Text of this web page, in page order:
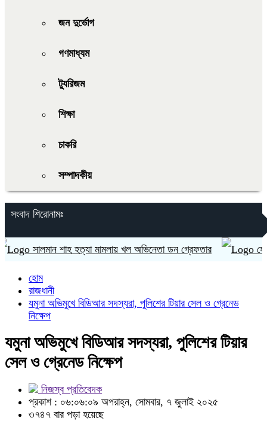
জন দুর্ভোগ
গণমাধ্যম
ট্যুরিজম
শিক্ষা
চাকরি
সম্পাদকীয়
সংবাদ শিরোনামঃ
সালমান শাহ হত্যা মামলায় খল অভিনেতা ডন গ্রেফতার
হোম
রাজধানী
যমুনা অভিমুখে বিডিআর সদস্যরা, পুলিশের টিয়ার সেল ও গ্রেনেড
নিক্ষেপ
যমুনা অভিমুখে বিডিআর সদস্যরা, পুলিশের টিয়ার
সেল ও গ্রেনেড নিক্ষেপ
নিজস্ব প্রতিবেদক
প্রকাশ : ০৬:০৬:০৯ অপরাহ্ন, সোমবার, ৭ জুলাই ২০২৫
৩৭৪৭ বার পড়া হয়েছে